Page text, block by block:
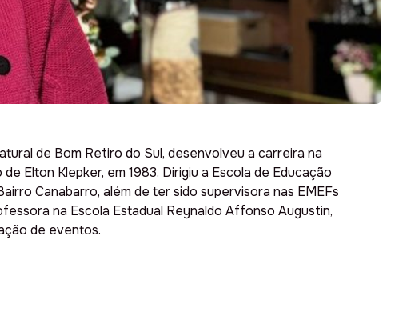
de Bom Retiro do Sul, desenvolveu a carreira na
Elton Klepker, em 1983. Dirigiu a Escola de Educação
Canabarro, além de ter sido supervisora nas EMEFs
na Escola Estadual Reynaldo Affonso Augustin,
de eventos.